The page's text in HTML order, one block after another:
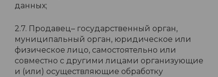
данных;
2.7. Продавец– государственный орган,
муниципальный орган, юридическое или
физическое лицо, самостоятельно или
совместно с другими лицами организующие
и (или) осуществляющие обработку